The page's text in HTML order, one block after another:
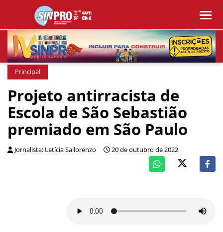
Principal
Projeto antirracista de
Escola de São Sebastião
premiado em São Paulo
Jornalista: Letícia Sallorenzo 20 de outubro de 2022